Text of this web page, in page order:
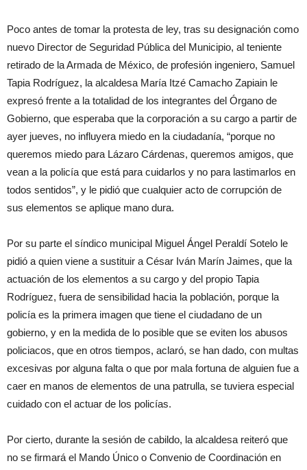
Poco antes de tomar la protesta de ley, tras su designación como
nuevo Director de Seguridad Pública del Municipio, al teniente
retirado de la Armada de México, de profesión ingeniero, Samuel
Tapia Rodríguez, la alcaldesa María Itzé Camacho Zapiain le
expresó frente a la totalidad de los integrantes del Órgano de
Gobierno, que esperaba que la corporación a su cargo a partir de
ayer jueves, no influyera miedo en la ciudadanía, “porque no
queremos miedo para Lázaro Cárdenas, queremos amigos, que
vean a la policía que está para cuidarlos y no para lastimarlos en
todos sentidos”, y le pidió que cualquier acto de corrupción de
sus elementos se aplique mano dura.
Por su parte el síndico municipal Miguel Ángel Peraldí Sotelo le
pidió a quien viene a sustituir a César Iván Marín Jaimes, que la
actuación de los elementos a su cargo y del propio Tapia
Rodríguez, fuera de sensibilidad hacia la población, porque la
policía es la primera imagen que tiene el ciudadano de un
gobierno, y en la medida de lo posible que se eviten los abusos
policiacos, que en otros tiempos, aclaró, se han dado, con multas
excesivas por alguna falta o que por mala fortuna de alguien fue a
caer en manos de elementos de una patrulla, se tuviera especial
cuidado con el actuar de los policías.
Por cierto, durante la sesión de cabildo, la alcaldesa reiteró que
no se firmará el Mando Único o Convenio de Coordinación en